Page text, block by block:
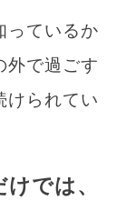
っているか
外で過ごす
けられてい
では、